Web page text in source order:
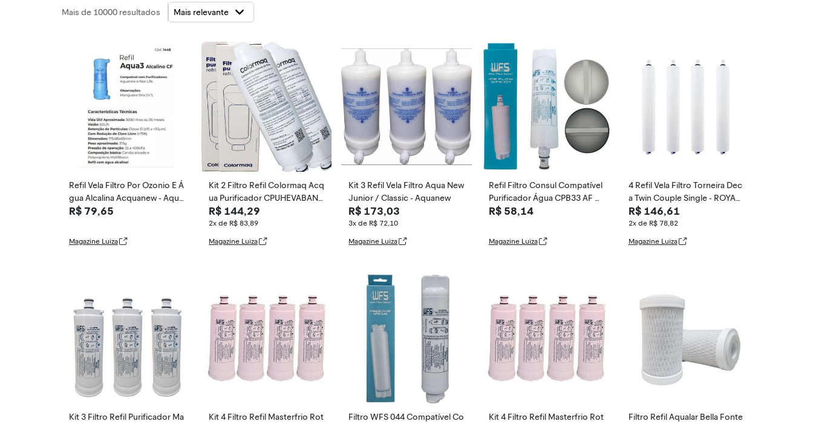
Mais de 10000 resultados
Refil Vela Filtro Por Ozonio E Á
gua Alcalina Acquanew - Aqua
new
R$ 79,65
Magazine Luiza
Kit 2 Filtro Refil Colormaq Acq
ua Purificador CPUHEVABAN
CPUELSABEN CP
R$ 144,29
2x de R$ 83,89
Magazine Luiza
Kit 3 Refil Vela Filtro Aqua New
Junior / Classic - Aquanew
R$ 173,03
3x de R$ 72,10
Magazine Luiza
Refil Filtro Consul Compatível
Purificador Água CPB33 AF A
B CIX07 CIX0
R$ 58,14
Magazine Luiza
4 Refil Vela Filtro Torneira Dec
a Twin Couple Single - ROYAL
B&B, Bran
R$ 146,61
2x de R$ 78,82
Magazine Luiza
Kit 3 Filtro Refil Purificador Ma
Kit 4 Filtro Refil Masterfrio Rot
Filtro WFS 044 Compatível Co
Kit 4 Filtro Refil Masterfrio Rot
Filtro Refil Aqualar Bella Fonte